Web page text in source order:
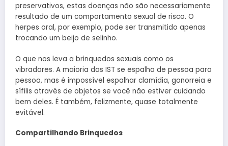
preservativos, estas doenças não são necessariamente
resultado de um comportamento sexual de risco. O
herpes oral, por exemplo, pode ser transmitido apenas
trocando um beijo de selinho.
O que nos leva a brinquedos sexuais como os
vibradores. A maioria das IST se espalha de pessoa para
pessoa, mas é impossível espalhar clamídia, gonorreia e
sífilis através de objetos se você não estiver cuidando
bem deles. É também, felizmente, quase totalmente
evitável.
Compartilhando Brinquedos